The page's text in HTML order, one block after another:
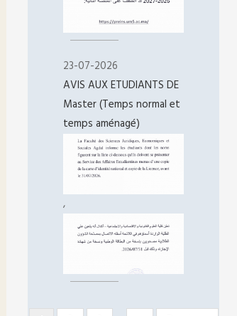
23-07-2026
AVIS AUX ETUDIANTS DE
Master (Temps normal et
temps aménagé)
,